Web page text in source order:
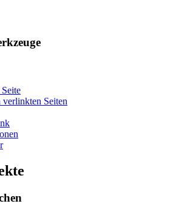
verlinkten Seiten